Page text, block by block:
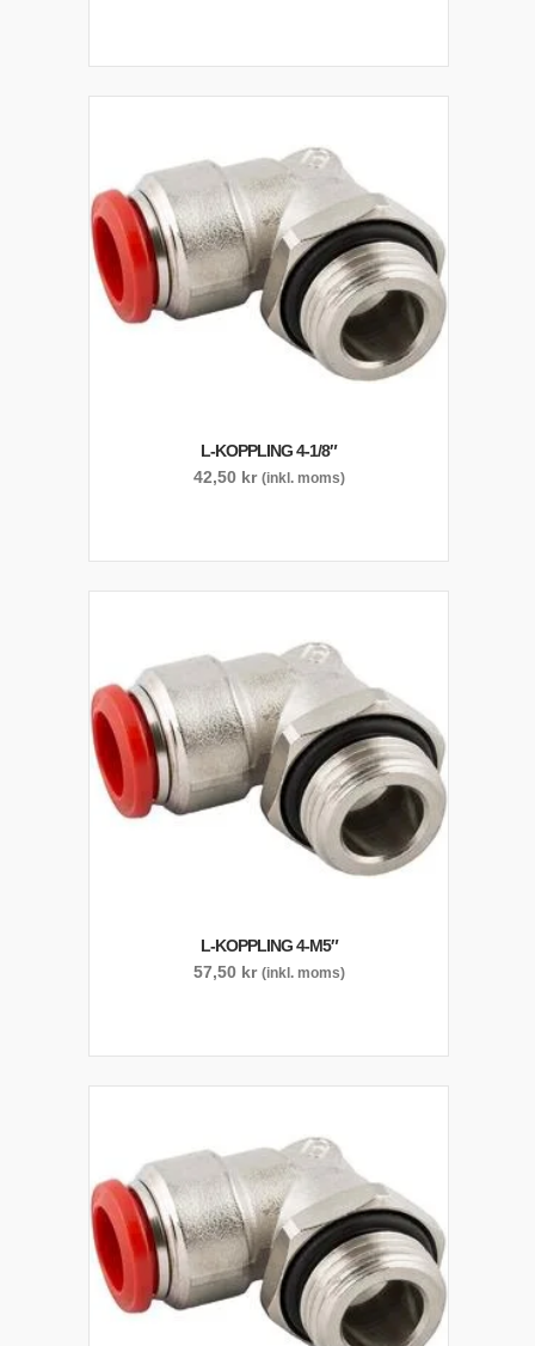
L-KOPPLING 4-1/8″
42,50 kr (inkl. moms)
L-KOPPLING 4-M5″
57,50 kr (inkl. moms)